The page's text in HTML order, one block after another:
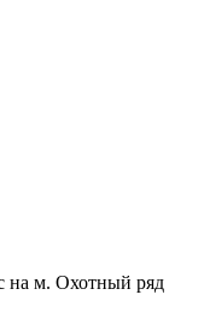
на м. Охотный ряд